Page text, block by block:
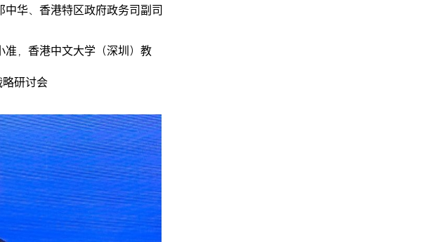
华、香港特区政府政务司副司
，香港中文大学（深圳）教
研讨会